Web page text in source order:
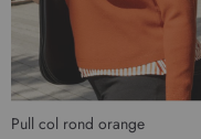
Pull col rond orange